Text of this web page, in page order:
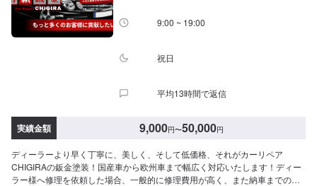
より上下する場合もございますので、予めご了承ください。<パーツ持ち込み
可能>パーツ持ち込みも可能です。持ち込みの場合はオファーにて、部品の詳
細や車種情報をお送りください。部品のご購入のご案内も可能ですので、ご
も、輸入車の対応も、クルマの購入もいろいろ、説明力も対応力も！1969年
ました。これからもお客様に笑顔を届けられるよう、新しいお店のオープン
9:00 ~ 19:00
祝日
平均13時間で返信
実績金額 9,000円〜50,000円
ディーラーより早く丁寧に、美しく、そして低価格、それがカーリペア
CHIGIRAの鈑金塗装！国産車から欧州車まで幅広く対応いたします！ディー
ラー様へ修理を依頼した場合、一般的に修理費用が高く、また納車までの時